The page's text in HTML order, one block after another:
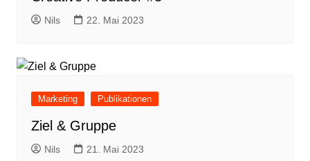
Nils 22. Mai 2023
Marketing Publikationen
Ziel & Gruppe
Nils 21. Mai 2023